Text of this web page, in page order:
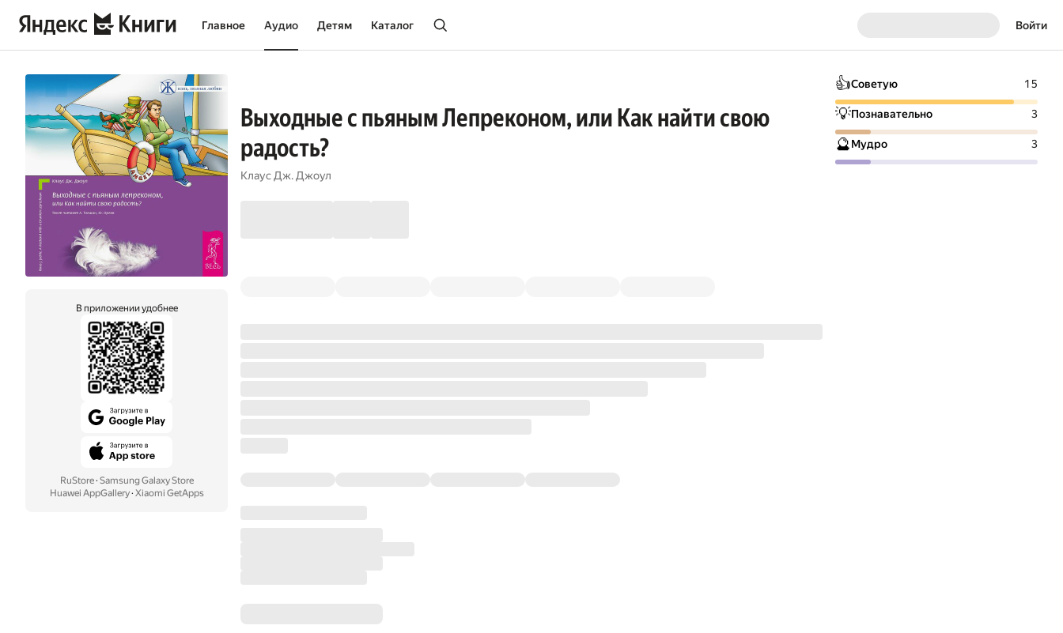
Главное Аудио Детям Каталог Войти
В приложении удобнее
RuStore· Samsung Galaxy Store
Huawei AppGallery· Xiaomi GetApps
Выходные с пьяным Лепреконом, или Как найти свою
радость?
Клаус Дж. Джоул
👍Советую 15
💡Познавательно 3
🔮Мудро 3